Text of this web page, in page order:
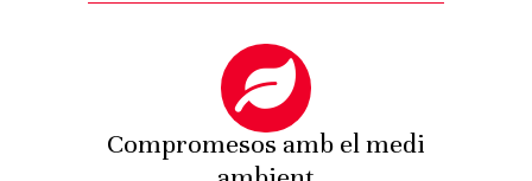
Compromesos amb el medi